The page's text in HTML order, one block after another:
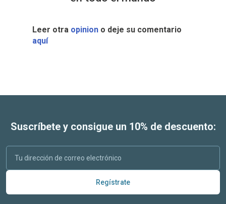
Leer otra opiniono deje su comentario
aquí
Suscríbete y consigue un 10% de descuento:
Regístrate